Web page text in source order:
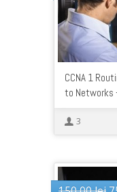
a
CCNA 1
to Networks
3